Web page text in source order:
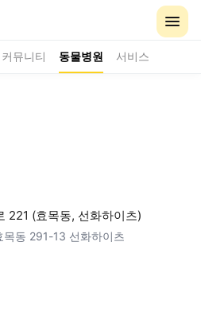
커뮤니티 동물병원 서비스
221 (효목동, 선화하이츠)
목동 291-13 선화하이츠